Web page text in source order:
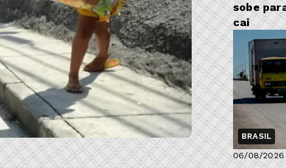
sobe
cai
BRASIL
06/08/2026